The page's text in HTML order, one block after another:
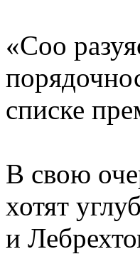
«Соо
списке
В свою
хотят
и